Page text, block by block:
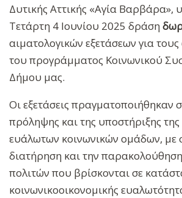
Δυτικής Αττικής «Αγία Βαρβάρα»,
Τετάρτη 4 Ιουνίου 2025 δράση
αιματολογικών εξετάσεων για
του προγράμματος Κοινωνικού
Δήμου μας.
Οι εξετάσεις πραγματοποιήθηκαν
πρόληψης και της υποστήριξης της
ευάλωτων κοινωνικών ομάδων, με
διατήρηση και την παρακολούθηση
πολιτών που βρίσκονται σε
κοινωνικοοικονομικής